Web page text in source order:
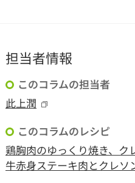
担当者情報
このコラムの担当者
此上潤
このコラムのレシピ
鶏胸肉のゆっくり焼き、ク
牛赤身ステーキ肉とクレソ